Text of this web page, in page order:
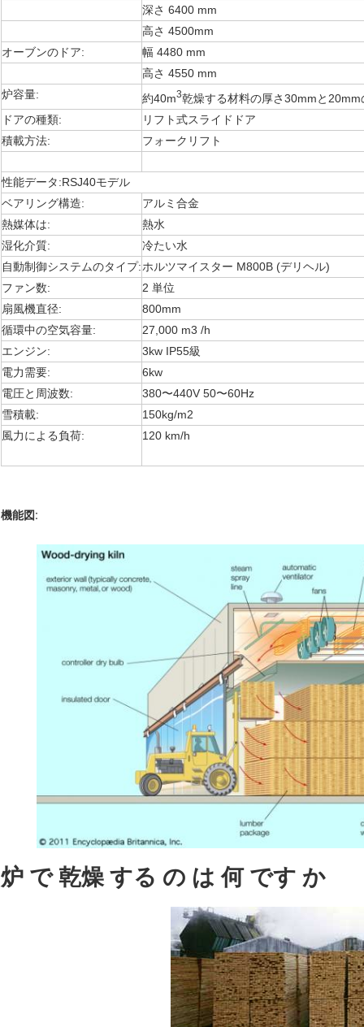
深さ 6400 mm
高さ 4500mm
オーブンのドア:
幅 4480 mm
高さ 4550 mm
炉容量:
約40m3乾燥する材料の厚さ30mmと
ドアの種類:
リフト式スライドドア
積載方法:
フォークリフト
性能データ:RSJ40モデル
ベアリング構造:
アルミ合金
熱媒体は:
熱水
湿化介質:
冷たい水
自動制御システムのタイプ:ホルツマイスター M800B (デリヘル)
ファン数:
2 単位
扇風機直径:
800mm
循環中の空気容量:
27,000 m3 /h
エンジン:
3kw IP55級
電力需要:
6kw
電圧と周波数:
380〜440V 50〜60Hz
雪積載:
150kg/m2
風力による負荷:
120 km/h
機能図:
炉 で 乾燥 する の は 何 です か